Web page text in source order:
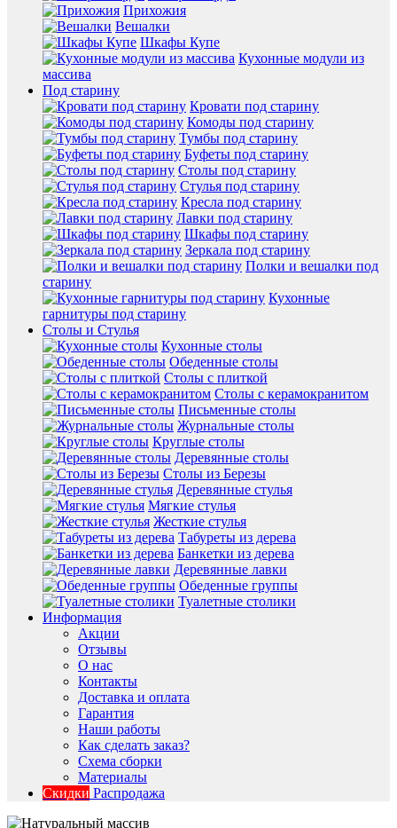
Прихожия
Вешалки
Шкафы Купе
Кухонные модули из
массива
Под старину
Кровати под старину
Комоды под старину
Тумбы под старину
Буфеты под старину
Столы под старину
Стулья под старину
Кресла под старину
Лавки под старину
Шкафы под старину
Зеркала под старину
Полки и вешалки под
старину
Кухонные
гарнитуры под старину
Столы и Стулья
Кухонные столы
Обеденные столы
Столы с плиткой
Столы с керамокранитом
Письменные столы
Журнальные столы
Круглые столы
Деревянные столы
Столы из Березы
Деревянные стулья
Мягкие стулья
Жесткие стулья
Табуреты из дерева
Банкетки из дерева
Деревянные лавки
Обеденные группы
Туалетные столики
Информация
Акции
Отзывы
О нас
Контакты
Доставка и оплата
Гарантия
Наши работы
Как сделать заказ?
Схема сборки
Материалы
Скидки Распродажа